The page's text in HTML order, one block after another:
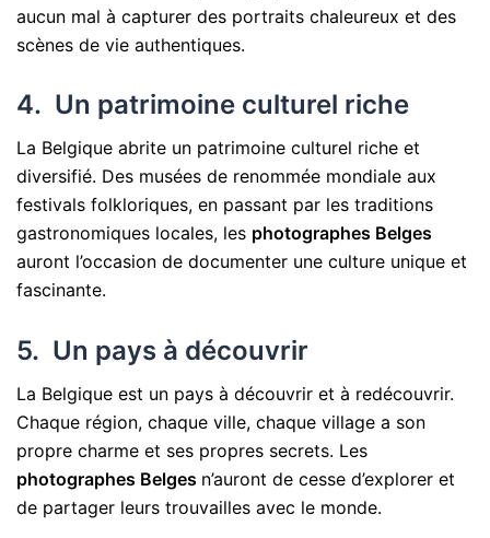
aucun mal à capturer des portraits chaleureux et des
scènes de vie authentiques.
4. Un patrimoine culturel riche
La Belgique abrite un patrimoine culturel riche et
diversifié. Des musées de renommée mondiale aux
festivals folkloriques, en passant par les traditions
gastronomiques locales, les photographes Belges
auront l’occasion de documenter une culture unique et
fascinante.
5. Un pays à découvrir
La Belgique est un pays à découvrir et à redécouvrir.
Chaque région, chaque ville, chaque village a son
propre charme et ses propres secrets. Les
photographes Belges n’auront de cesse d’explorer et
de partager leurs trouvailles avec le monde.